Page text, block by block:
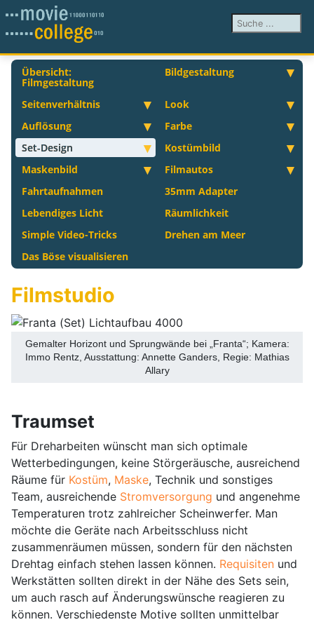
Suchen ...
Übersicht:
Filmgestaltung
Bildgestaltung
Seitenverhältnis
Look
Auflösung
Farbe
Set-Design
Kostümbild
Maskenbild
Filmautos
Fahrtaufnahmen
35mm Adapter
Lebendiges Licht
Räumlichkeit
Simple Video-Tricks
Drehen am Meer
Das Böse visualisieren
Filmstudio
Gemalter Horizont und Sprungwände bei „Franta“; Kamera:
Immo Rentz, Ausstattung: Annette Ganders, Regie: Mathias
Allary
Traumset
Für Dreharbeiten wünscht man sich optimale
Wetterbedingungen, keine Störgeräusche, ausreichend
Räume für Kostüm, Maske, Technik und sonstiges
Team, ausreichende Stromversorgung und angenehme
Temperaturen trotz zahlreicher Scheinwerfer. Man
möchte die Geräte nach Arbeitsschluss nicht
zusammenräumen müssen, sondern für den nächsten
Drehtag einfach stehen lassen können. Requisiten und
Werkstätten sollten direkt in der Nähe des Sets sein,
um auch rasch auf Änderungswünsche reagieren zu
können. Verschiedenste Motive sollten unmittelbar